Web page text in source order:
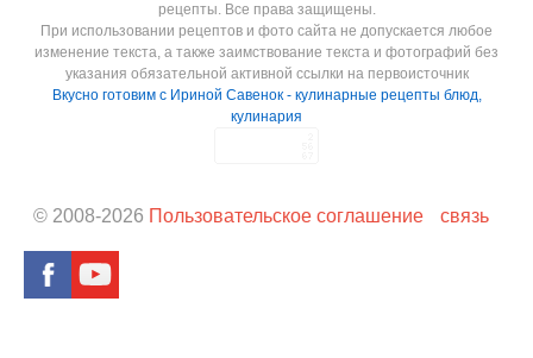
рецепты. Все права защищены.
При использовании рецептов и фото сайта не допускается любое
изменение текста, а также заимствование текста и фотографий без
указания обязательной активной ссылки на первоисточник
Вкусно готовим с Ириной Савенок - кулинарные рецепты блюд,
кулинария
© 2008-2026 Пользовательское соглашение связь